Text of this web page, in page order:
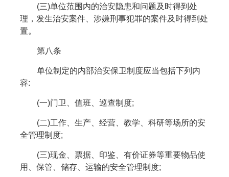
(三)单位范围内的治安隐患和问题及时得到处
理，发生治安案件、涉嫌刑事犯罪的案件及时得到处
置。
第八条
单位制定的内部治安保卫制度应当包括下列内
容:
(一)门卫、值班、巡查制度;
(二)工作、生产、经营、教学、科研等场所的安
全管理制度;
(三)现金、票据、印鉴、有价证券等重要物品使
用、保管、储存、运输的安全管理制度;